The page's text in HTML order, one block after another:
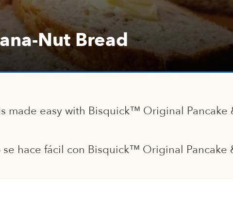
Nut Bread
made easy with Bisquick™ Original Pancake
se hace fácil con Bisquick™ Original Pancake